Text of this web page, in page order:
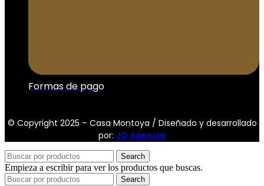
Formas de pago
© Copyright 2025 – Casa Montoya / Diseñado y desarrollado
por: JQ Agencia
Search
Empieza a escribir para ver los productos que buscas.
Search